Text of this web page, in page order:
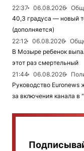
22:37
06.08.2026
40,3 градуса — новый
(дополняется)
22:12
06.08.2026
В Мозыре ребенок
этот раз смертельный
21:44
06.08.2026
Руководство Euronews
за включения канала в